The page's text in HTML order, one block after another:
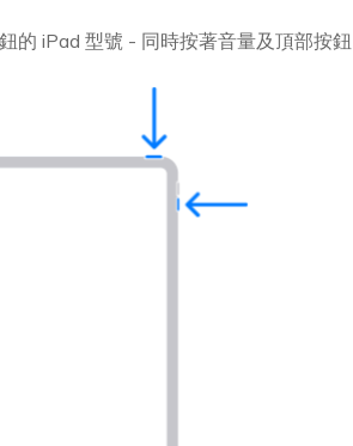
的 iPad 型號 - 同時按著音量及頂部按